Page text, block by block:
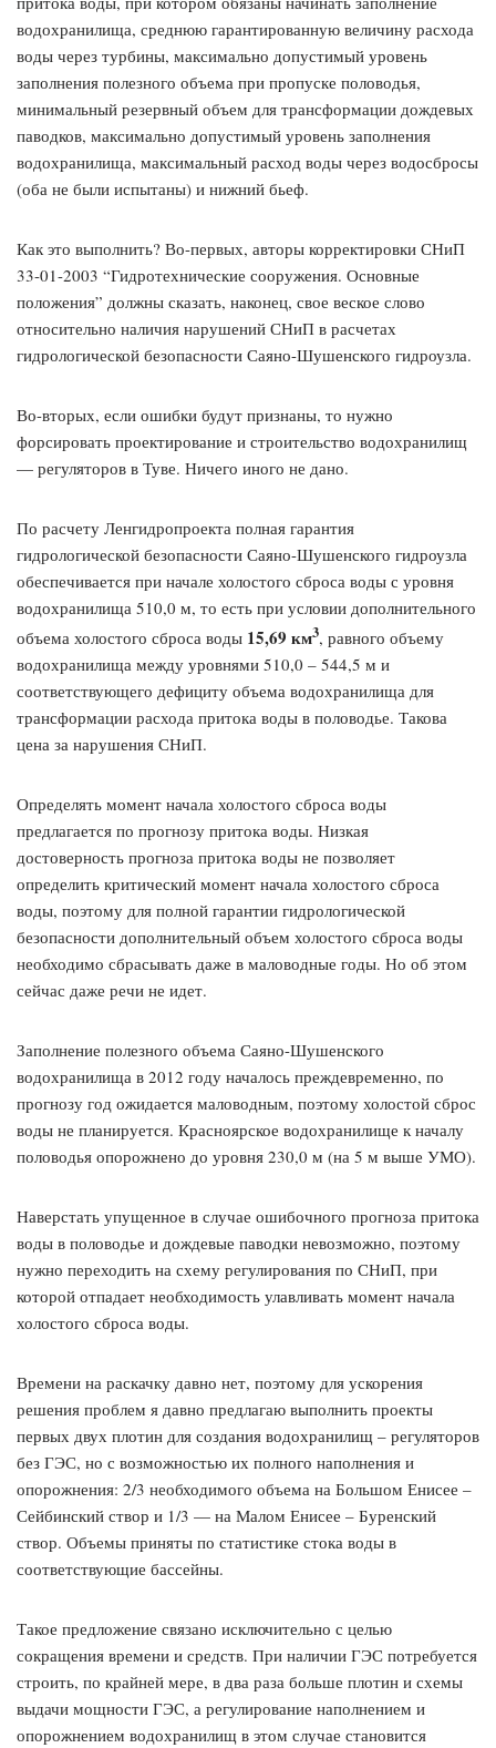
водохранилища, среднюю гарантированную величину расхода
воды через турбины, максимально допустимый уровень
заполнения полезного объема при пропуске половодья,
минимальный резервный объем для трансформации дождевых
паводков, максимально допустимый уровень заполнения
водохранилища, максимальный расход воды через водосбросы
(оба не были испытаны) и нижний бьеф.
Как это выполнить? Во-первых, авторы корректировки СНиП
33-01-2003 “Гидротехнические сооружения. Основные
положения” должны сказать, наконец, свое веское слово
относительно наличия нарушений СНиП в расчетах
гидрологической безопасности Саяно-Шушенского гидроузла.
Во-вторых, если ошибки будут признаны, то нужно
форсировать проектирование и строительство водохранилищ
— регуляторов в Туве. Ничего иного не дано.
По расчету Ленгидропроекта полная гарантия
гидрологической безопасности Саяно-Шушенского гидроузла
обеспечивается при начале холостого сброса воды с уровня
водохранилища 510,0 м, то есть при условии дополнительного
объема холостого сброса воды 15,69 км3, равного объему
водохранилища между уровнями 510,0 – 544,5 м и
соответствующего дефициту объема водохранилища для
трансформации расхода притока воды в половодье. Такова
цена за нарушения СНиП.
Определять момент начала холостого сброса воды
предлагается по прогнозу притока воды. Низкая
достоверность прогноза притока воды не позволяет
определить критический момент начала холостого сброса
воды, поэтому для полной гарантии гидрологической
безопасности дополнительный объем холостого сброса воды
необходимо сбрасывать даже в маловодные годы. Но об этом
сейчас даже речи не идет.
Заполнение полезного объема Саяно-Шушенского
водохранилища в 2012 году началось преждевременно, по
прогнозу год ожидается маловодным, поэтому холостой сброс
воды не планируется. Красноярское водохранилище к началу
половодья опорожнено до уровня 230,0 м (на 5 м выше УМО).
Наверстать упущенное в случае ошибочного прогноза притока
воды в половодье и дождевые паводки невозможно, поэтому
нужно переходить на схему регулирования по СНиП, при
которой отпадает необходимость улавливать момент начала
холостого сброса воды.
Времени на раскачку давно нет, поэтому для ускорения
решения проблем я давно предлагаю выполнить проекты
первых двух плотин для создания водохранилищ – регуляторов
без ГЭС, но с возможностью их полного наполнения и
опорожнения: 2/3 необходимого объема на Большом Енисее –
Сейбинский створ и 1/3 — на Малом Енисее – Буренский
створ. Объемы приняты по статистике стока воды в
соответствующие бассейны.
Такое предложение связано исключительно с целью
сокращения времени и средств. При наличии ГЭС потребуется
строить, по крайней мере, в два раза больше плотин и схемы
выдачи мощности ГЭС, а регулирование наполнением и
опорожнением водохранилищ в этом случае становится